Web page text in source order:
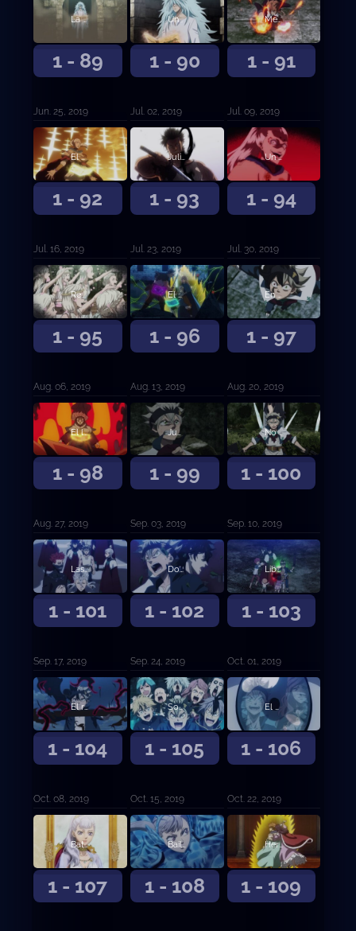
1 - 89
La base de los Toros Negros
Jun. 25, 2019
1 - 90
Una batalla mágica demente
Jul. 02, 2019
1 - 91
Mereleona contra Rhya la Perfidia
Jul. 09, 2019
1 - 92
El Rey Mago contra el líder de Ojo de la Noche Blanca
Jul. 16, 2019
1 - 93
Julius Novachrono
Jul. 23, 2019
1 - 94
Un nuevo futuro
Jul. 30, 2019
1 - 95
Reencarnación
Aug. 06, 2019
1 - 96
El capitán de los Toros Negros contra la Rosa Carmesí
Aug. 13, 2019
1 - 97
En completa desventaja
Aug. 20, 2019
1 - 98
El león durmiente
Aug. 27, 2019
1 - 99
Jugarse la vida para vivir
Sep. 03, 2019
1 - 100
No perderé contra ti
Sep. 10, 2019
1 - 101
Las vidas de la aldea remota
Sep. 17, 2019
1 - 102
Dos milagros
Sep. 24, 2019
1 - 103
Libre del destino
Oct. 01, 2019
1 - 104
El rayo iracundo contra sus compañeros
Oct. 08, 2019
1 - 105
Sonrisas y lágrimas
Oct. 15, 2019
1 - 106
El camino de la venganza y el de la expiación
Oct. 22, 2019
1 - 107
Batalla final en el Castillo Trébol
1 - 108
Bailarina del campo de batalla
1 - 109
Hermanos de magia espacial